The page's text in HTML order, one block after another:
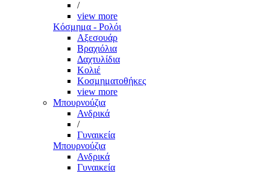
/
view more
Κόσμημα - Ρολόι
Αξεσουάρ
Βραχιόλια
Δαχτυλίδια
Κολιέ
Κοσμηματοθήκες
view more
Μπουρνούζια
Ανδρικά
/
Γυναικεία
Μπουρνούζια
Ανδρικά
Γυναικεία